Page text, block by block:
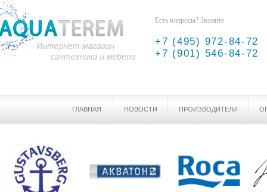
Есть вопросы? Звоните
+7 (495) 972-84-72
+7 (901) 546-84-72
ГЛАВНАЯ НОВОСТИ ПРОИЗВОДИТЕЛИ